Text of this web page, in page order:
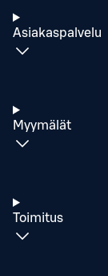
Asiakaspalvelu
Myymälät
Toimitus